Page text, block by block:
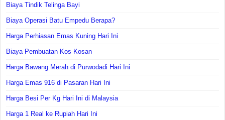
Biaya Tindik Telinga Bayi
Biaya Operasi Batu Empedu Berapa?
Harga Perhiasan Emas Kuning Hari Ini
Biaya Pembuatan Kos Kosan
Harga Bawang Merah di Purwodadi Hari Ini
Harga Emas 916 di Pasaran Hari Ini
Harga Besi Per Kg Hari Ini di Malaysia
Harga 1 Real ke Rupiah Hari Ini